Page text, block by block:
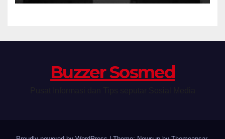
Buzzer Sosmed